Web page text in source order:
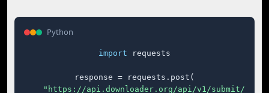
Python
import requests
response = requests.post(
"https://api.downloader.org/api/v1/submit/"